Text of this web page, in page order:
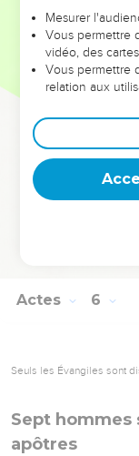
mais si elle vient
courez pas le
Ils se rangèrent
les firent battre de
nom de Jésus, et
Les apôtres se
d'avoir été jugés
de Jésus.
Et chaque jour,
Actes 6
Seuls les Évangiles sont
Sept hommes
apôtres
Mesurer
Vous permettre
vidéo, des
Vous permettre
relation aux